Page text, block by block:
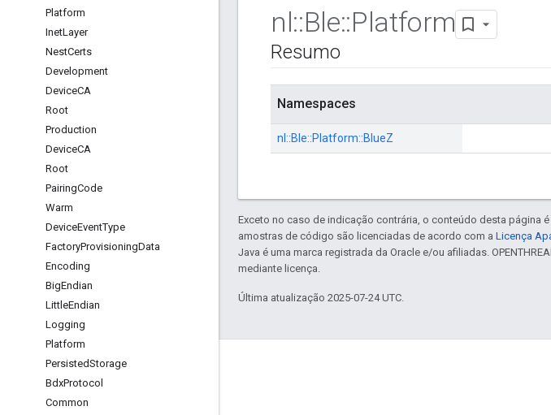
Platform
InetLayer
NestCerts
Development
DeviceCA
Root
Production
DeviceCA
Root
PairingCode
Warm
DeviceEventType
FactoryProvisioningData
Encoding
BigEndian
LittleEndian
Logging
Platform
PersistedStorage
BdxProtocol
Common
nl::Ble::Platform
Resumo
Namespaces
nl::Ble::Platform::BlueZ
Exceto no caso de indicação contrária, o conteúdo desta página
amostras de código são licenciadas de acordo com a Licença
Java é uma marca registrada da Oracle e/ou afiliadas.
mediante licença.
Última atualização 2025-07-24 UTC.
GitHub